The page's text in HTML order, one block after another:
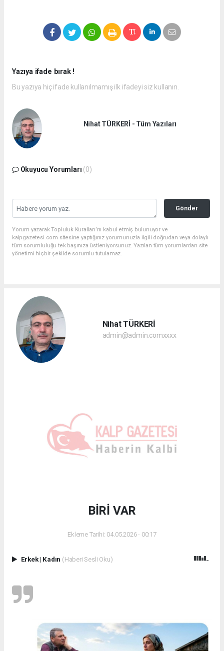
Yazıya ifade bırak !
Bu yazıya hiç ifade kullanılmamış ilk ifadeyi siz kullanın.
Nihat TÜRKERİ - Tüm Yazıları
Okuyucu Yorumları (0)
Gönder
Yorum yazarak Topluluk Kuralları’nı kabul etmiş bulunuyor ve
kalpgazetesi.com sitesine yaptığınız yorumunuzla ilgili doğrudan veya dolaylı
tüm sorumluluğu tek başınıza üstleniyorsunuz. Yazılan tüm yorumlardan site
yönetimi hiçbir şekilde sorumlu tutulamaz.
Nihat TÜRKERİ
admin@admin.comxxxx
BİRİ VAR
Ekleme Tarihi: 04.05.2026 - 00:17
Erkek| Kadın (Haberi Sesli Oku)